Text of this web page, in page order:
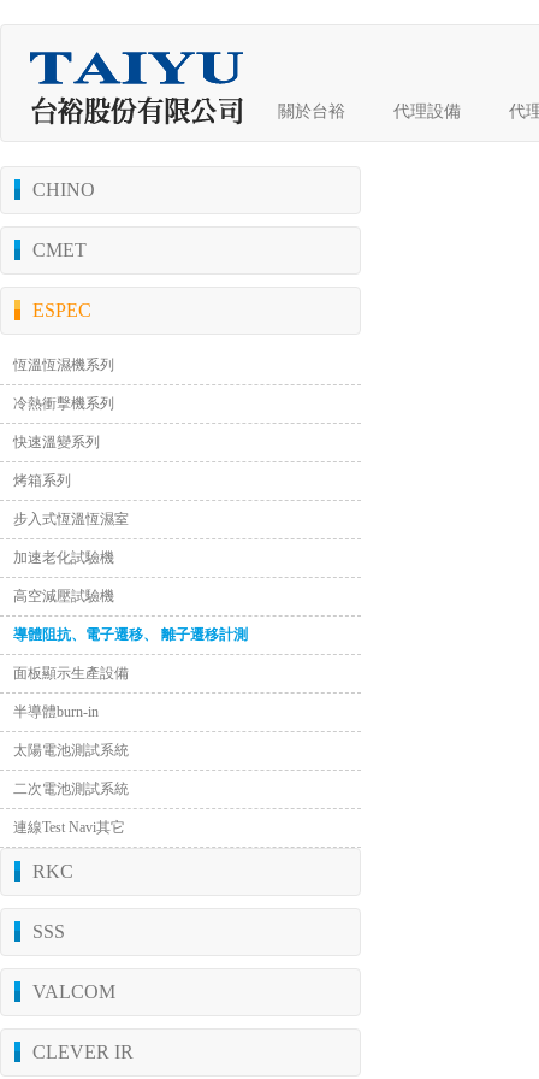
關於台裕 代理設備 代
CHINO
CMET
ESPEC
恆溫恆濕機系列
冷熱衝擊機系列
快速溫變系列
烤箱系列
步入式恆溫恆濕室
加速老化試驗機
高空減壓試驗機
導體阻抗、電子遷移、 離子遷移計測
面板顯示生產設備
半導體burn-in
太陽電池測試系統
二次電池測試系統
連線Test Navi其它
RKC
SSS
VALCOM
CLEVER IR